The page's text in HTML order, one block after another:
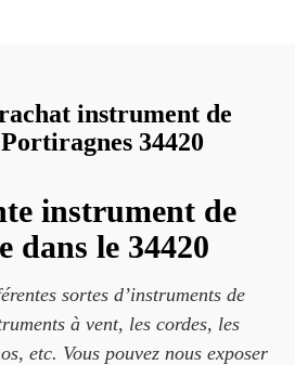
instrument de
34420
instrument de
dans le 34420
sortes d’instruments de
à vent, les cordes, les
etc. Vous pouvez nous exposer